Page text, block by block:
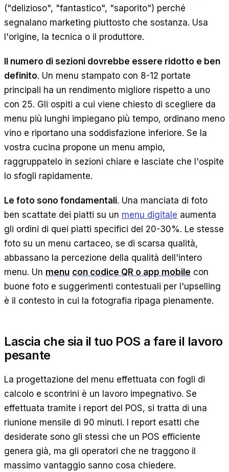
("delizioso", "fantastico", "saporito") perché
segnalano marketing piuttosto che sostanza. Usa
l'origine, la tecnica o il produttore.
Il numero di sezioni dovrebbe essere ridotto e ben
definito. Un menu stampato con 8-12 portate
principali ha un rendimento migliore rispetto a uno
con 25. Gli ospiti a cui viene chiesto di scegliere da
menu più lunghi impiegano più tempo, ordinano meno
vino e riportano una soddisfazione inferiore. Se la
vostra cucina propone un menu ampio,
raggruppatelo in sezioni chiare e lasciate che l'ospite
lo sfogli rapidamente.
Le foto sono fondamentali. Una manciata di foto
ben scattate dei piatti su un menu digitale aumenta
gli ordini di quei piatti specifici del 20-30%. Le stesse
foto su un menu cartaceo, se di scarsa qualità,
abbassano la percezione della qualità dell'intero
menu. Un menu con codice QR o app mobile con
buone foto e suggerimenti contestuali per l'upselling
è il contesto in cui la fotografia ripaga pienamente.
Lascia che sia il tuo POS a fare il lavoro
pesante
La progettazione del menu effettuata con fogli di
calcolo e scontrini è un lavoro impegnativo. Se
effettuata tramite i report del POS, si tratta di una
riunione mensile di 90 minuti. I report esatti che
desiderate sono gli stessi che un POS efficiente
genera già, ma gli operatori che ne traggono il
massimo vantaggio sanno cosa chiedere.